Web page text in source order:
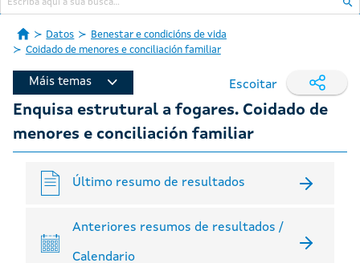
Datos
Benestar e condicións de vida
Coidado de menores e conciliación familiar
Máis temas Escoitar
Enquisa estrutural a fogares. Coidado de
menores e conciliación familiar
Último resumo de resultados
Anteriores resumos de resultados /
Calendario